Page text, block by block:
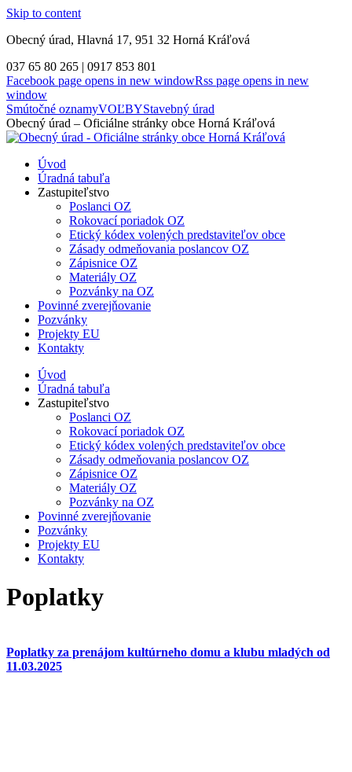
Skip to content
Obecný úrad, Hlavná 17, 951 32 Horná Kráľová
037 65 80 265 | 0917 853 801
Facebook page opens in new windowRss page opens in new
window
Smútočné oznamyVOĽBYStavebný úrad
Obecný úrad – Oficiálne stránky obce Horná Kráľová
Úvod
Úradná tabuľa
Zastupiteľstvo
Poslanci OZ
Rokovací poriadok OZ
Etický kódex volených predstaviteľov obce
Zásady odmeňovania poslancov OZ
Zápisnice OZ
Materiály OZ
Pozvánky na OZ
Povinné zverejňovanie
Pozvánky
Projekty EU
Kontakty
Úvod
Úradná tabuľa
Zastupiteľstvo
Poslanci OZ
Rokovací poriadok OZ
Etický kódex volených predstaviteľov obce
Zásady odmeňovania poslancov OZ
Zápisnice OZ
Materiály OZ
Pozvánky na OZ
Povinné zverejňovanie
Pozvánky
Projekty EU
Kontakty
Poplatky
Poplatky za prenájom kultúrneho domu a klubu mladých od
11.03.2025